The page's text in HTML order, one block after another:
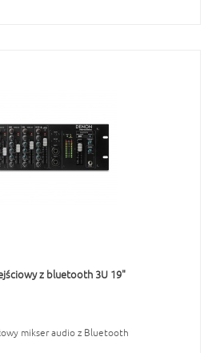
z bluetooth 3U 19"
mikser audio z Bluetooth